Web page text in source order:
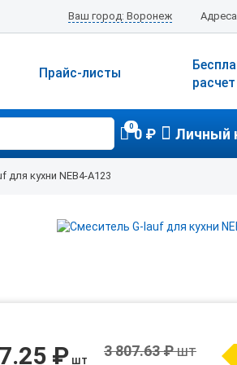
Ваш город: Воронеж
расчет
Прайс-листы
00 ₽ Личный
для кухни NEB4-A123
₽ шт
3 807.63 ₽шт